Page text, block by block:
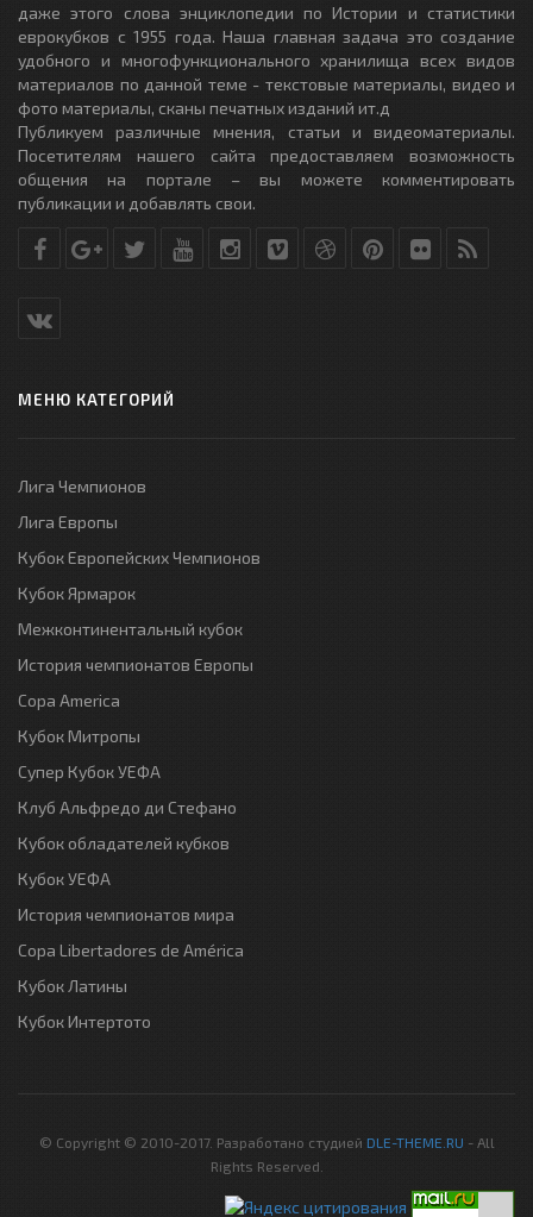
даже этого слова энциклопедии по Истории и статистики
еврокубков с 1955 года. Наша главная задача это создание
удобного и многофункционального хранилища всех видов
материалов по данной теме - текстовые материалы, видео и
фото материалы, сканы печатных изданий ит.д
Публикуем различные мнения, статьи и видеоматериалы.
Посетителям нашего сайта предоставляем возможность
общения на портале – вы можете комментировать
публикации и добавлять свои.
МЕНЮ КАТЕГОРИЙ
Лига Чемпионов
Лига Европы
Кубок Европейских Чемпионов
Кубок Ярмарок
Межконтинентальный кубок
История чемпионатов Европы
Copa America
Кубок Митропы
Супер Кубок УЕФА
Клуб Альфредо ди Стефано
Кубок обладателей кубков
Кубок УЕФА
История чемпионатов мира
Copa Libertadores de América
Кубок Латины
Кубок Интертото
© Copyright © 2010-2017. Разработано студией DLE-THEME.RU - All
Rights Reserved.